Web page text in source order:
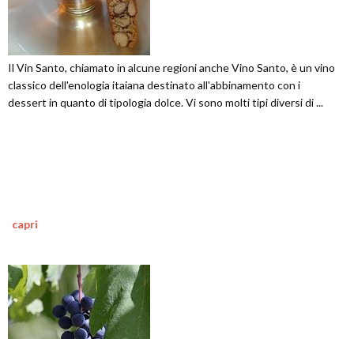
Il Vin Santo, chiamato in alcune regioni anche Vino Santo, è un vino
classico dell'enologia itaiana destinato all'abbinamento con i
dessert in quanto di tipologia dolce. Vi sono molti tipi diversi di ...
capri